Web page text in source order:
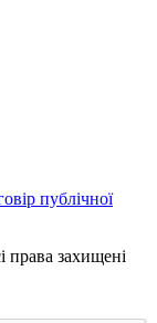
публічної
захищені